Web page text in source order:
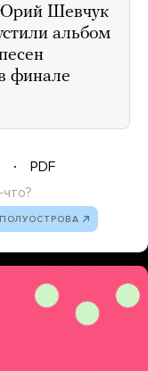
Шевчук
альбом
финале
PDF